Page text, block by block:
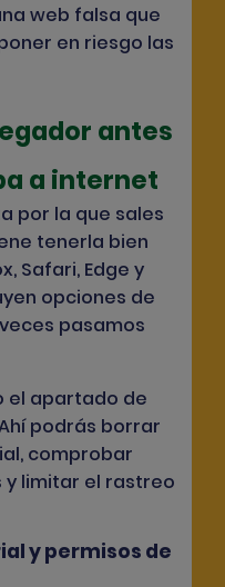
web falsa que
en riesgo las
antes
a internet
por la que sales
tenerla bien
Safari, Edge y
opciones de
pasamos
el apartado de
podrás borrar
comprobar
limitar el rastreo
y permisos de